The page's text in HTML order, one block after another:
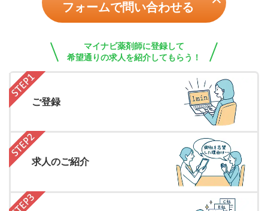
フォームで問い合わせる
マイナビ薬剤師に登録して
希望通りの求人を紹介してもらう！
ご登録
求人のご紹介